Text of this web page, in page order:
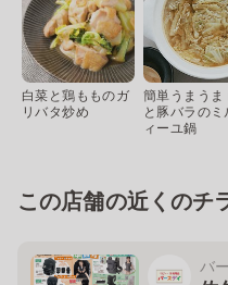
白菜と鶏もものガ
リバタ炒め
簡単うまうま
と豚バラのミ
ィーユ鍋
この店舗の近くのチ
バ